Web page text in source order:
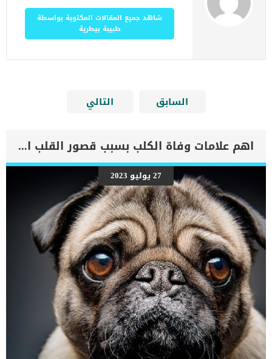
شاهد جميع المقالات المكتوبة بواسطة
طبيبة بيطرية
السابق التالي
اهم علامات وفاة الكلب بسبب قصور القلب الاحتقانى
27 يوليو 2023